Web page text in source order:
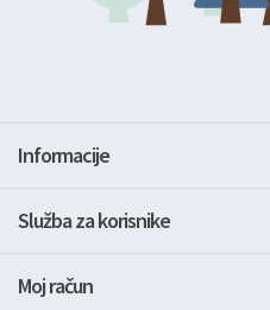
Informacije
Služba za korisnike
Moj račun